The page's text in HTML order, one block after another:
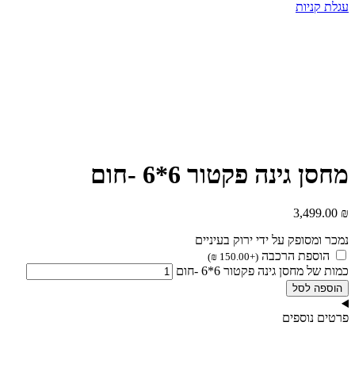
עגלת קניות
מחסן גינה פקטור 6*6 -חום
3,499.00 ₪
נמכר ומסופק על ידי ירוק בעיניים
הוספת הרכבה (
+
150.00
₪
)
כמות של מחסן גינה פקטור 6*6 -חום
הוספה לסל
פרטים נוספים